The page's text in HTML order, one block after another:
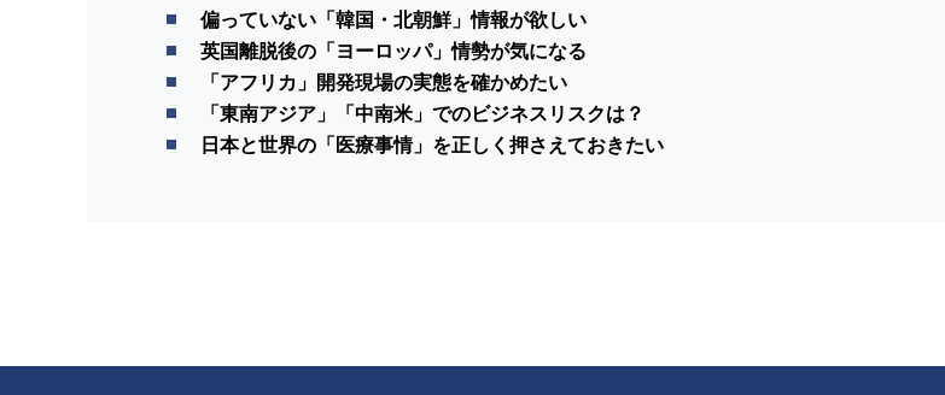
偏っていない「韓国・北朝鮮」情報が欲しい
英国離脱後の「ヨーロッパ」情勢が気になる
「アフリカ」開発現場の実態を確かめたい
「東南アジア」「中南米」でのビジネスリスクは？
日本と世界の「医療事情」を正しく押さえておきたい